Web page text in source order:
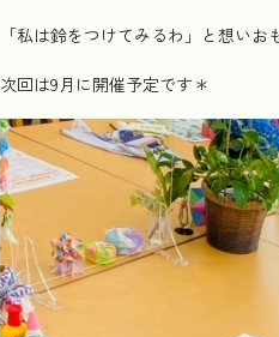
「私は鈴をつけてみるわ」と想い
次回は9月に開催予定です＊